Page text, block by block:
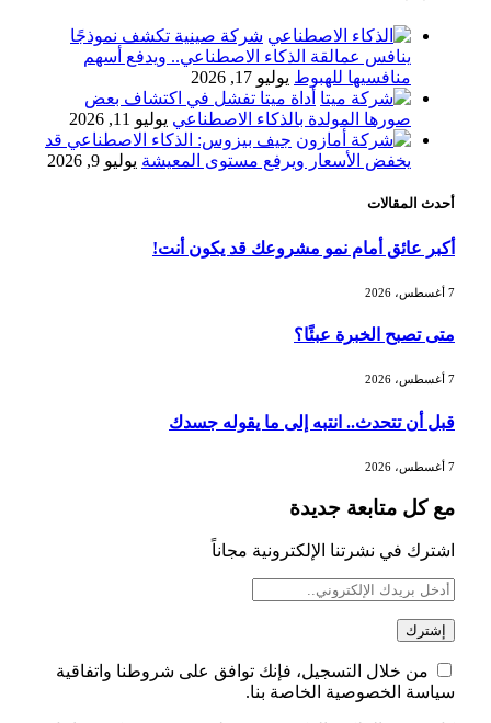
«طيران الرياض» يدشن أولى رحلاته إلى
مومباي ويضيف الوجهة التشغيلية الثامنة
مزاولة الأنشطة المالية عابرة الحدود
تطوير للبيئة الاستثمارية
الذهب يسجل أعلى مستوى في أسبوعين
بدعم من تراجع الدولار
الدولار الأمريكي يتراجع قرب أدنى
مستوياته في ستة أسابيع وسط تفاؤل
بشأن الشرق الأوسط
أسعار النفط تواصل التراجع للجلسة الثالثة
شركة صينية تكشف نموذجًا
ينافس عمالقة الذكاء الاصطناعي.. ويدفع أسهم
منافسيها للهبوط يوليو 17, 2026
أداة ميتا تفشل في اكتشاف بعض
صورها المولدة بالذكاء الاصطناعي يوليو 11, 2026
جيف بيزوس: الذكاء الاصطناعي قد
يخفض الأسعار ويرفع مستوى المعيشة يوليو 9, 2026
أحدث المقالات
أكبر عائق أمام نمو مشروعك قد يكون أنت!
7 أغسطس، 2026
متى تصبح الخبرة عبئًا؟
7 أغسطس، 2026
قبل أن تتحدث.. انتبه إلى ما يقوله جسدك
7 أغسطس، 2026
مع كل متابعة جديدة
اشترك في نشرتنا الإلكترونية مجاناً
من خلال التسجيل، فإنك توافق على شروطنا واتفاقية
سياسة الخصوصية الخاصة بنا.